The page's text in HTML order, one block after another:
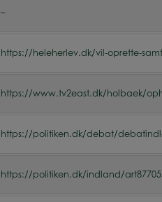
–
https://heleherlev.dk/vil-oprette-
https://www.tv2east.dk/holbaek/
https://politiken.dk/debat/
https://politiken.dk/indland/